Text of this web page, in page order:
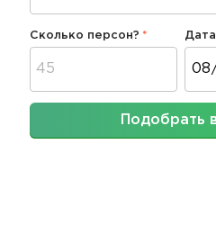
Сколько персон? Дата
Подобрать